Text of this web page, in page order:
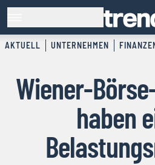
AKTUELL UNTERNEHMEN
Wiener-
haben